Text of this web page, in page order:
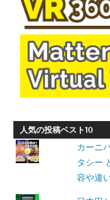
人気の投稿ベスト10
カーニ
タシー
容や違